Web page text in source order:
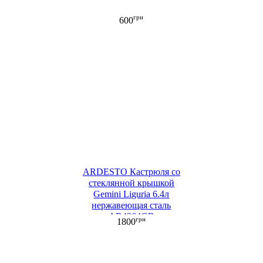
600грн
ARDESTO Кастрюля со
стеклянной крышкой
Gemini Liguria 6.4л
нержавеющая сталь
AR4364GB
1800грн